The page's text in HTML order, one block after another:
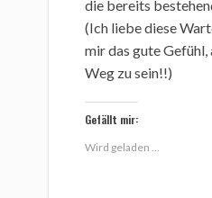
die bereits
(Ich liebe diese
mir das gute
Weg zu sein!!)
Gefällt mir:
Wird geladen …